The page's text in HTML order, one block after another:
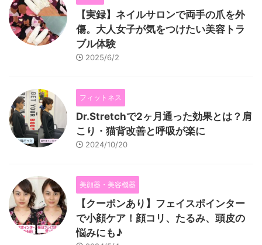
【実録】ネイルサロンで両手の爪を外
傷。大人女子が気をつけたい美容トラ
ブル体験
2025/6/2
フィットネス
Dr.Stretchで2ヶ月通った効果とは？肩
こり・猫背改善と呼吸が楽に
2024/10/20
美顔器・美容機器
【クーポンあり】フェイスポインター
で小顔ケア！顔コリ、たるみ、頭皮の
悩みにも♪